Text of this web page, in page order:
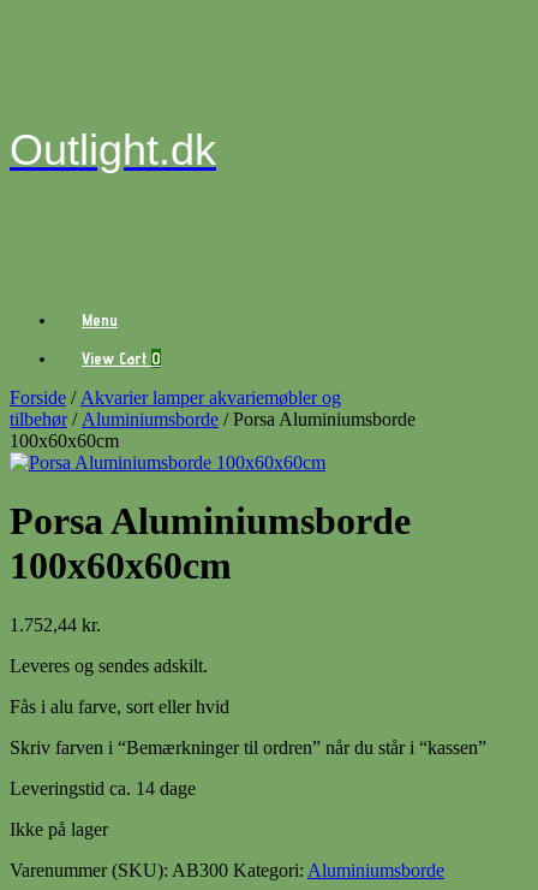
Outlight.dk
Menu
View
cart
View Cart 0
Forside / Akvarier lamper akvariemøbler og
tilbehør/ Aluminiumsborde / Porsa Aluminiumsborde
100x60x60cm
Porsa Aluminiumsborde
100x60x60cm
1.752,44 kr.
Leveres og sendes adskilt.
Fås i alu farve, sort eller hvid
Skriv farven i “Bemærkninger til ordren” når du står i “kassen”
Leveringstid ca. 14 dage
Ikke på lager
Varenummer (SKU): AB300 Kategori: Aluminiumsborde